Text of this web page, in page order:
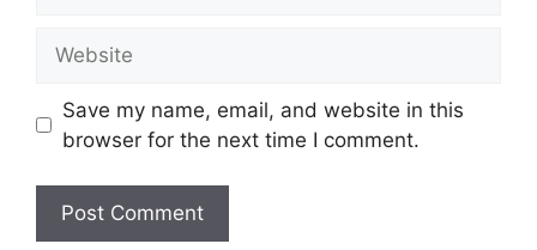
Save my name, email, and website in this
browser for the next time I comment.